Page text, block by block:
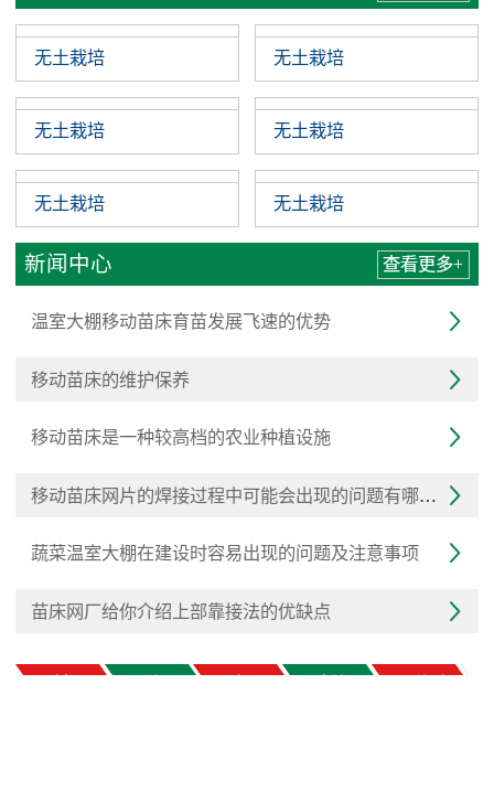
无土栽培 无土栽培
无土栽培 无土栽培
无土栽培 无土栽培
新闻中心 查看更多+

温室大棚移动苗床育苗发展飞速的优势

移动苗床的维护保养

移动苗床是一种较高档的农业种植设施

移动苗床网片的焊接过程中可能会出现的问题有哪些？

蔬菜温室大棚在建设时容易出现的问题及注意事项

苗床网厂给你介绍上部靠接法的优缺点